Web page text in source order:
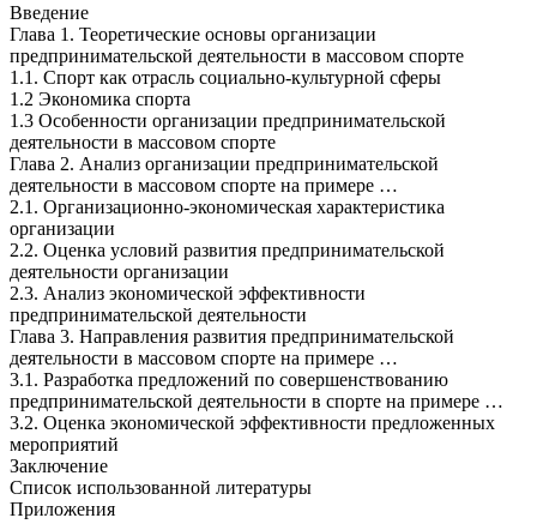
Введение
Глава 1. Теоретические основы организации
предпринимательской деятельности в массовом спорте
1.1. Спорт как отрасль социально-культурной сферы
1.2 Экономика спорта
1.3 Особенности организации предпринимательской
деятельности в массовом спорте
Глава 2. Анализ организации предпринимательской
деятельности в массовом спорте на примере …
2.1. Организационно-экономическая характеристика
организации
2.2. Оценка условий развития предпринимательской
деятельности организации
2.3. Анализ экономической эффективности
предпринимательской деятельности
Глава 3. Направления развития предпринимательской
деятельности в массовом спорте на примере …
3.1. Разработка предложений по совершенствованию
предпринимательской деятельности в спорте на примере …
3.2. Оценка экономической эффективности предложенных
мероприятий
Заключение
Список использованной литературы
Приложения